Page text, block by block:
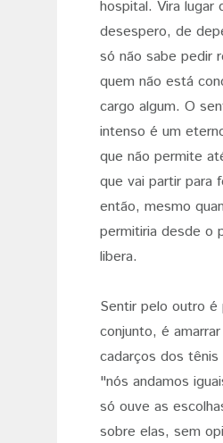
hospital. Vira lugar
desespero, de
só não sabe pedir
quem não está
cargo algum. O
intenso é um
que não permite
que vai partir para
então, mesmo
permitiria desde o
libera.
Sentir pelo outro é
conjunto, é
cadarços dos
"nós andamos
só ouve as
sobre elas, sem